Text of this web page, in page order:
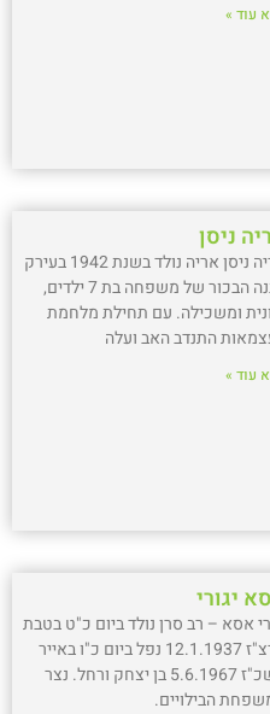
עוד »
ניסן
אריה ניסן אריה נולד בשנת 1942 בעירק
כבנה הבכור של משפחה בת 7 ילדים,
ומשכילה. עם תחילת מלחמת
התנדב האב ועלה
עוד »
יגורי
אסא – רב סרן נולד ביום כ"ט בטבת
תרצ"ז 12.1.1937 נפל ביום כ"ו באייר
תשכ"ז 5.6.1967 בן יצחק ורחל. נצר
הבילויים.